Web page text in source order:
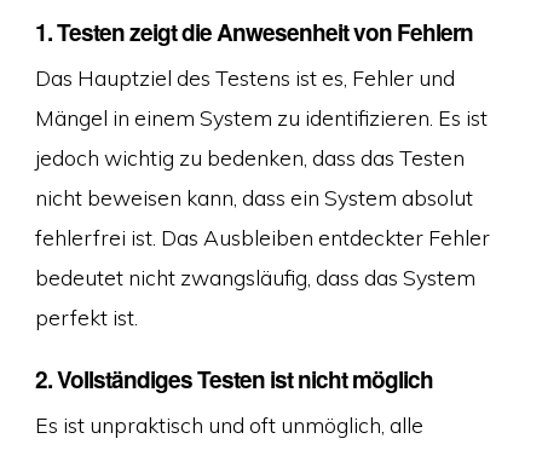
1. Testen zeigt die Anwesenheit von Fehlern
Das Hauptziel des Testens ist es, Fehler und
Mängel in einem System zu identifizieren. Es ist
jedoch wichtig zu bedenken, dass das Testen
nicht beweisen kann, dass ein System absolut
fehlerfrei ist. Das Ausbleiben entdeckter Fehler
bedeutet nicht zwangsläufig, dass das System
perfekt ist.
2. Vollständiges Testen ist nicht möglich
Es ist unpraktisch und oft unmöglich, alle